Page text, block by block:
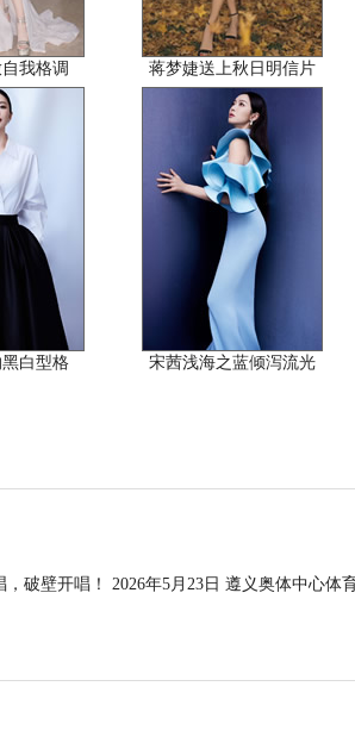
我格调 蒋梦婕送上秋日明信片
白型格 宋茜浅海之蓝倾泻流光
破壁开唱！ 2026年5月23日 遵义奥体中心体